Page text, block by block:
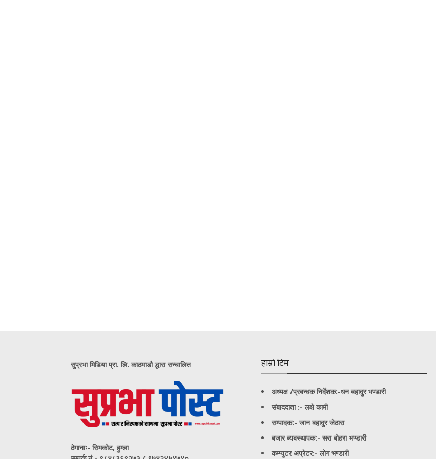
सुप्रभा मिडिया प्रा. लि. काठमाडौ द्धारा सन्चालित
ठेगानाः- सिमकोट, हुम्ला
हाम्रो टिम
अध्यक्ष /प्रबन्धक निर्देशक:-धन बहादुर भण्डारी
संबाददाता :- लक्षे कामी
सम्पादक:- जान बहादुर जेठारा
बजार ब्यबस्थापक:- सरा बोहरा भण्डारी
कम्प्युटर अप्रेटर:- लोग भण्डारी